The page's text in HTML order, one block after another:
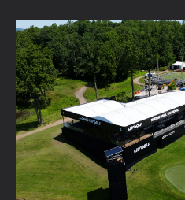
Conception
inspiration et
En savoir plus →